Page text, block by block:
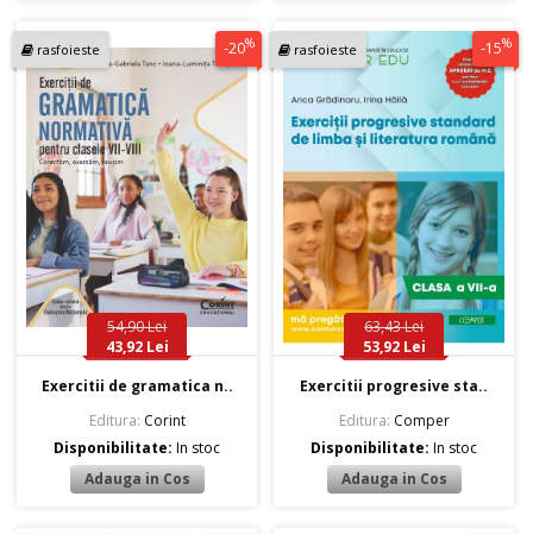
rasfoieste -20%
54,90 Lei
43,92 Lei
Exercitii de gramatica n..
Editura: Corint
Disponibilitate:In stoc
rasfoieste -15%
63,43 Lei
53,92 Lei
Exercitii progresive sta..
Editura: Comper
Disponibilitate:In stoc